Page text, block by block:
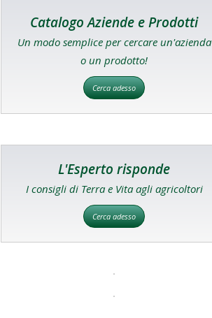
Catalogo Aziende e Prodotti
Un modo semplice per cercare un'azienda
o un prodotto!
Cerca adesso
L'Esperto risponde
I consigli di Terra e Vita agli agricoltori
Cerca adesso